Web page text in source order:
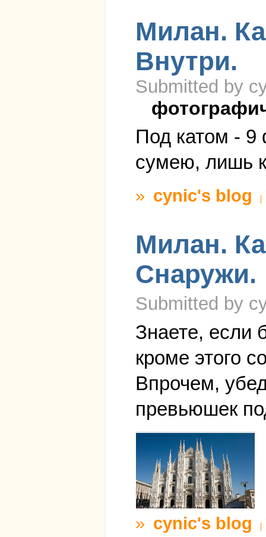
Милан.
Внутри.
Submitted by
Под катом - 9
сумею, лишь
» cynic's blog
Милан.
Снаружи.
Submitted by
Знаете, если
кроме этого
Впрочем,
превьюшек
» cynic's blog